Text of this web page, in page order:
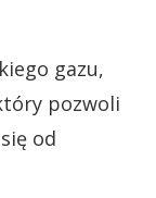
gazu,
pozwoli
od